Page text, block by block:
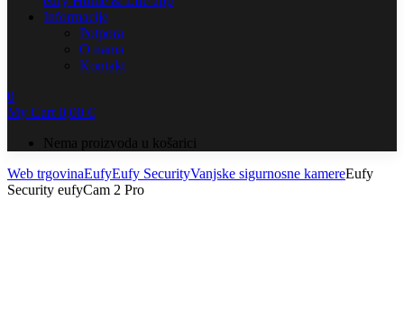
Informacije
Potpora
O nama
Kontakt
0
My Cart0,00 €
Nema proizvoda u košarici
Web trgovinaEufyEufy SecurityVanjske sigurnosne kamereEufy
Security eufyCam 2 Pro